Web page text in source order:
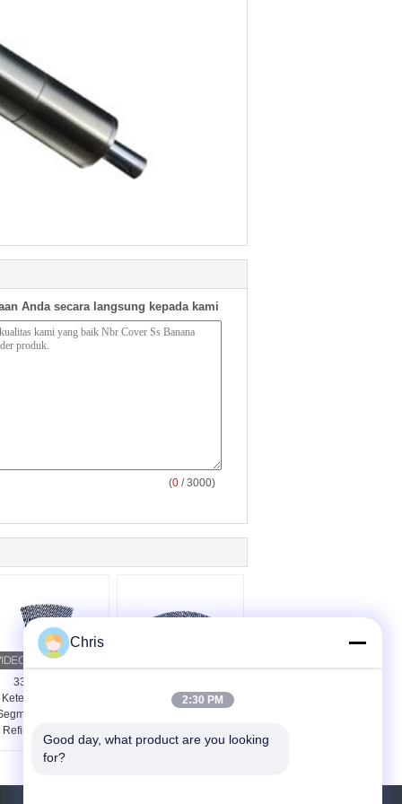
Anda secara langsung kepada kami
(0 / 3000)
33mm-42mm
Ketebalan Refiner
Untuk MDF
Refiner Defibrator
Pengisian Untuk
Refiner
Chris
2:30 PM
Good day, what product are you looking
for?